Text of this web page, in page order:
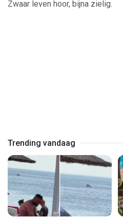
Zwaar leven hoor, bijna zielig.
Trending vandaag